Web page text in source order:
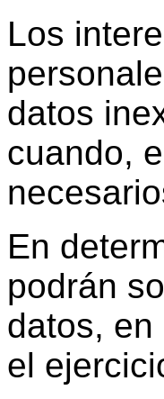
Los
datos
cuando,
En
podrán
datos,
el